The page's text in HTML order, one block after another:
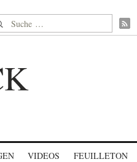
nach:
VIDEOS FEUILLETON